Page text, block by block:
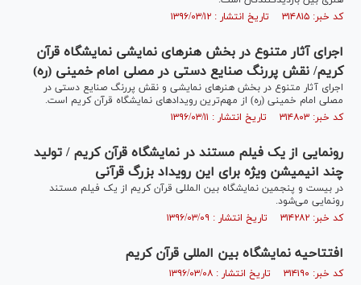
کد خبر: ۳۱۴۸۱۵ تاریخ انتشار : ۱۳۹۶/۰۳/۱۲
اجرای آثار متنوع در بخش هنرهای نمایشی نمایشگاه قرآن
کریم/ نقش پررنگ صنایع دستی در مصلی امام خمینی (ره)
اجرای آثار متنوع در بخش هنرهای نمایشی و نقش پررنگ صنایع دستی در
مصلی امام خمینی (ره) از مهم‌ترین رویدادهای نمایشگاه قرآن کریم است.
کد خبر: ۳۱۴۸۰۳ تاریخ انتشار : ۱۳۹۶/۰۳/۱۱
رونمایی از یک فیلم مستند در نمایشگاه قرآن کریم / تولید
چند انیمیشن ویژه برای این رویداد بزرگ قرآنی
در بیست و پنجمین نمایشگاه بین المللی قرآن کریم از یک فیلم مستند
رونمایی می‌شود.
کد خبر: ۳۱۴۲۸۲ تاریخ انتشار : ۱۳۹۶/۰۳/۰۹
افتتاحیه نمایشگاه بین المللی قرآن کریم
کد خبر: ۳۱۴۱۹۰ تاریخ انتشار : ۱۳۹۶/۰۳/۰۸